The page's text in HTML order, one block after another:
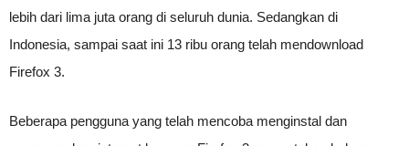
lebih dari lima juta orang di seluruh dunia. Sedangkan di
Indonesia, sampai saat ini 13 ribu orang telah mendownload
Firefox 3.
Beberapa pengguna yang telah mencoba menginstal dan